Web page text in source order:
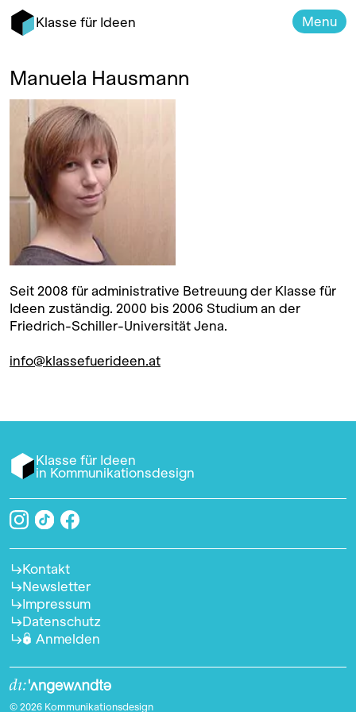
Klasse für Ideen Menu
Manuela Hausmann
Seit 2008 für administrative Betreuung der Klasse für
Ideen zuständig. 2000 bis 2006 Studium an der
Friedrich-Schiller-Universität Jena.
info@klassefuerideen.at
Klasse für Ideen
in Kommunikationsdesign
Kontakt
Newsletter
Impressum
Datenschutz
Anmelden
© 2026 Kommunikationsdesign